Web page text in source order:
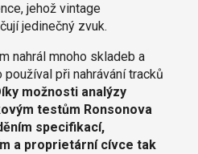
jehož vintage
jedinečný zvuk.
nahrál mnoho skladeb a
při nahrávání tracků
možnosti analýzy
testům Ronsonova
specifikací,
a proprietární cívce tak